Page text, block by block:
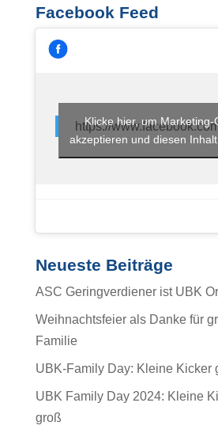
Facebook Feed
https://
Klicke hier, um Marketing-
akzeptieren und diesen
Neueste Beiträge
ASC Geringverdiener ist UBK
Weihnachtsfeier als Danke für
Familie
UBK-Family Day: Kleine Kicker
UBK Family Day 2024: Kleine
groß